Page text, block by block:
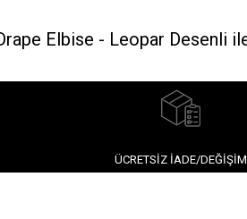
Elbise - Leopar Desenli
ÜCRETSIZ İADE/DEĞIŞIM